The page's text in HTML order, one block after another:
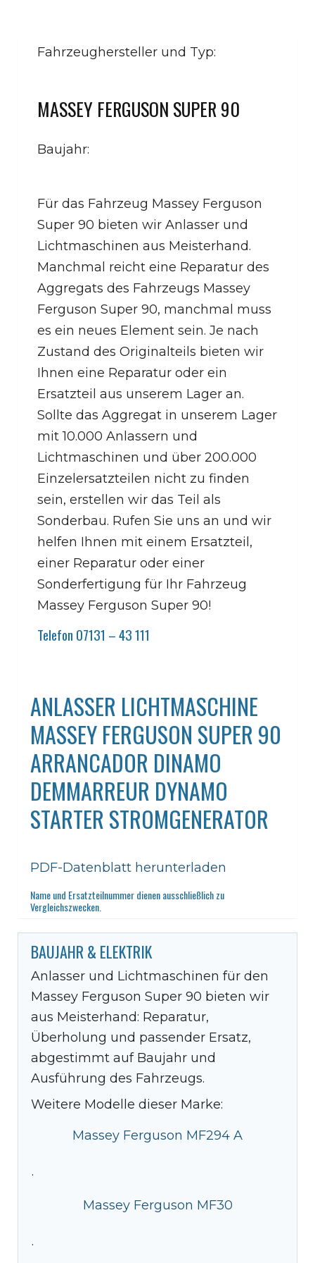
Fahrzeughersteller und Typ:
MASSEY FERGUSON SUPER 90
Baujahr:
Für das Fahrzeug Massey Ferguson
Super 90 bieten wir Anlasser und
Lichtmaschinen aus Meisterhand.
Manchmal reicht eine Reparatur des
Aggregats des Fahrzeugs Massey
Ferguson Super 90, manchmal muss
es ein neues Element sein. Je nach
Zustand des Originalteils bieten wir
Ihnen eine Reparatur oder ein
Ersatzteil aus unserem Lager an.
Sollte das Aggregat in unserem Lager
mit 10.000 Anlassern und
Lichtmaschinen und über 200.000
Einzelersatzteilen nicht zu finden
sein, erstellen wir das Teil als
Sonderbau. Rufen Sie uns an und wir
helfen Ihnen mit einem Ersatzteil,
einer Reparatur oder einer
Sonderfertigung für Ihr Fahrzeug
Massey Ferguson Super 90!
Telefon 07131 – 43 111
ANLASSER LICHTMASCHINE
MASSEY FERGUSON SUPER 90
ARRANCADOR DINAMO
DEMMARREUR DYNAMO
STARTER STROMGENERATOR
PDF-Datenblatt herunterladen
Name und Ersatzteilnummer dienen ausschließlich zu
Vergleichszwecken.
BAUJAHR & ELEKTRIK
Anlasser und Lichtmaschinen für den
Massey Ferguson Super 90 bieten wir
aus Meisterhand: Reparatur,
Überholung und passender Ersatz,
abgestimmt auf Baujahr und
Ausführung des Fahrzeugs.
Weitere Modelle dieser Marke:
Massey Ferguson MF294 A
·
Massey Ferguson MF30
·